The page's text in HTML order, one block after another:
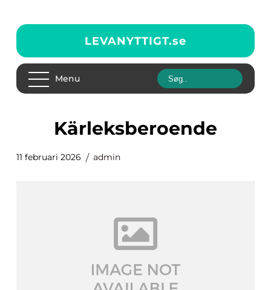
LEVANYTTIGT.se
Menu
kärleksberoende
11 februari 2026 admin